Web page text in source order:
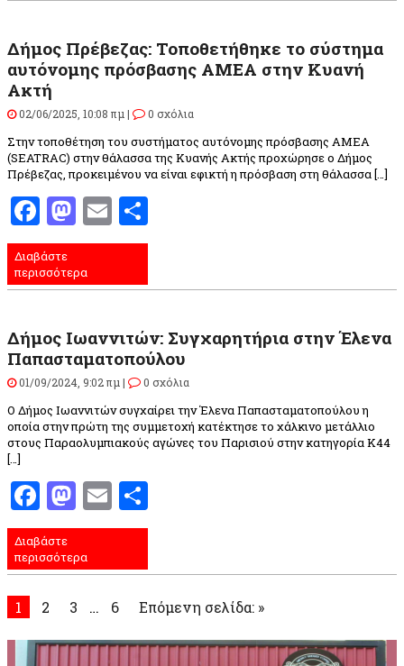
Δήμος Πρέβεζας: Τοποθετήθηκε το σύστημα
αυτόνομης πρόσβασης ΑΜΕΑ στην Κυανή
Ακτή
02/06/2025, 10:08 πμ | 0 σχόλια
Στην τοποθέτηση του συστήματος αυτόνομης πρόσβασης ΑΜΕΑ
(SEATRAC) στην θάλασσα της Κυανής Ακτής προχώρησε ο Δήμος
Πρέβεζας, προκειμένου να είναι εφικτή η πρόσβαση στη θάλασσα […]
Facebook
Mastodon
Email
Διαβάστε
περισσότερα
Δήμος Ιωαννιτών: Συγχαρητήρια στην Έλενα
Παπασταματοπούλου
01/09/2024, 9:02 πμ | 0 σχόλια
Ο Δήμος Ιωαννιτών συγχαίρει την Έλενα Παπασταματοπούλου η
οποία στην πρώτη της συμμετοχή κατέκτησε το χάλκινο μετάλλιο
στους Παραολυμπιακούς αγώνες του Παρισιού στην κατηγορία Κ44
[…]
Facebook
Mastodon
Email
Διαβάστε
περισσότερα
1 2 3 … 6 Επόμενη σελίδα: »